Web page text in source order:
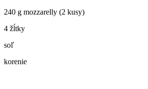
240 g mozzarelly (2 kusy)
4 žĺtky
soľ
korenie